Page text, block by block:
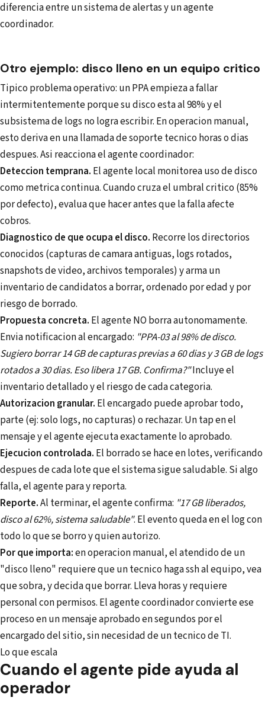
diferencia entre un sistema de alertas y un agente
coordinador.
Otro ejemplo: disco lleno en un equipo critico
Tipico problema operativo: un PPA empieza a fallar
intermitentemente porque su disco esta al 98% y el
subsistema de logs no logra escribir. En operacion manual,
esto deriva en una llamada de soporte tecnico horas o dias
despues. Asi reacciona el agente coordinador:
Deteccion temprana. El agente local monitorea uso de disco
como metrica continua. Cuando cruza el umbral critico (85%
por defecto), evalua que hacer antes que la falla afecte
cobros.
Diagnostico de que ocupa el disco. Recorre los directorios
conocidos (capturas de camara antiguas, logs rotados,
snapshots de video, archivos temporales) y arma un
inventario de candidatos a borrar, ordenado por edad y por
riesgo de borrado.
Propuesta concreta. El agente NO borra autonomamente.
Envia notificacion al encargado: "PPA-03 al 98% de disco.
Sugiero borrar 14 GB de capturas previas a 60 dias y 3 GB de logs
rotados a 30 dias. Eso libera 17 GB. Confirma?"Incluye el
inventario detallado y el riesgo de cada categoria.
Autorizacion granular. El encargado puede aprobar todo,
parte (ej: solo logs, no capturas) o rechazar. Un tap en el
mensaje y el agente ejecuta exactamente lo aprobado.
Ejecucion controlada. El borrado se hace en lotes, verificando
despues de cada lote que el sistema sigue saludable. Si algo
falla, el agente para y reporta.
Reporte.Al terminar, el agente confirma: "17 GB liberados,
disco al 62%, sistema saludable". El evento queda en el log con
todo lo que se borro y quien autorizo.
Por que importa:en operacion manual, el atendido de un
"disco lleno" requiere que un tecnico haga ssh al equipo, vea
que sobra, y decida que borrar. Lleva horas y requiere
personal con permisos. El agente coordinador convierte ese
proceso en un mensaje aprobado en segundos por el
encargado del sitio, sin necesidad de un tecnico de TI.
Lo que escala
Cuando el agente pide ayuda al
operador